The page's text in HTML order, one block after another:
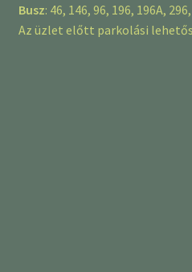
Busz: 46, 146, 96, 196, 196A,
Az üzlet előtt parkolási